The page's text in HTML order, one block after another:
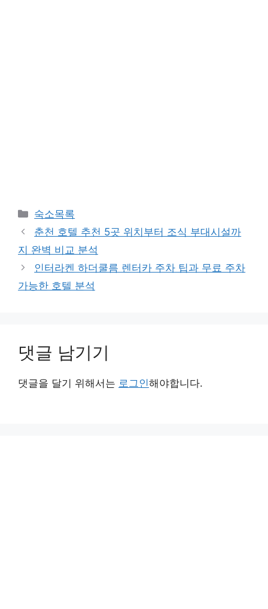
카
테
리
숙소목록
춘천 호텔 추천 5곳 위치부터 조식 부대시설까
지 완벽 비교 분석
인터라켄 하더쿨름 렌터카 주차 팁과 무료 주차
가능한 호텔 분석
댓글 남기기
댓글을 달기 위해서는 로그인해야합니다.